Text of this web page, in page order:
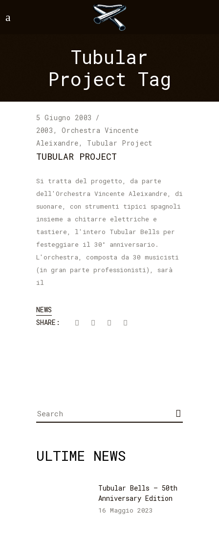
Tubular
Project Tag
5 Giugno 2003
2003 ,Orchestra Vincente
Aleixandre, Tubular Project
TUBULAR PROJECT
Si tratta del progetto, da parte
dell'Orchestra Vincente Aleixandre, di
suonare, con strumenti tipici spagnoli
insieme a chitarre elettriche e
tastiere, l'intero Tubular Bells per
festeggiare il 30° anniversario.
L'orchestra, composta da 30 musicisti
(in gran parte professionisti), sarà
il
NEWS
SHARE:
Search
for:
ULTIME NEWS
Tubular Bells – 50th
Anniversary Edition
16 Maggio 2023